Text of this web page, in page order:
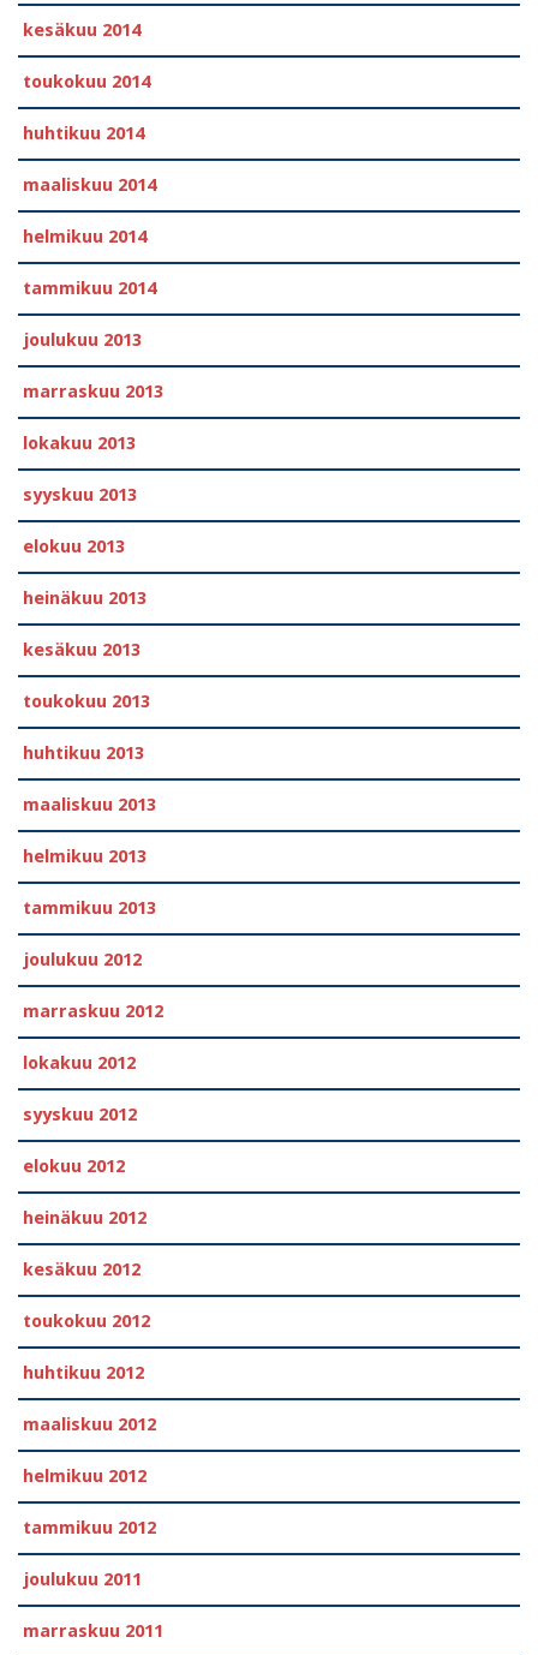
kesäkuu 2014
toukokuu 2014
huhtikuu 2014
maaliskuu 2014
helmikuu 2014
tammikuu 2014
joulukuu 2013
marraskuu 2013
lokakuu 2013
syyskuu 2013
elokuu 2013
heinäkuu 2013
kesäkuu 2013
toukokuu 2013
huhtikuu 2013
maaliskuu 2013
helmikuu 2013
tammikuu 2013
joulukuu 2012
marraskuu 2012
lokakuu 2012
syyskuu 2012
elokuu 2012
heinäkuu 2012
kesäkuu 2012
toukokuu 2012
huhtikuu 2012
maaliskuu 2012
helmikuu 2012
tammikuu 2012
joulukuu 2011
marraskuu 2011